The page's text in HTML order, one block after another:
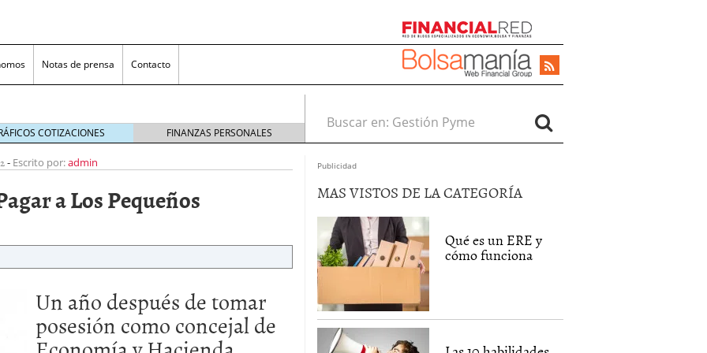
Notas de prensa Contacto
en un ecommerce exitoso
Transformación Empresarial mayo 14, 2025
guía rápida para trasladar empleados sin
COTIZACIONES FINANZAS PERSONALES
Buscar en:
- Escrito por:admin
a Los Pequeños
Un año después de tomar
posesión como concejal de
Publicidad
MAS VISTOS DE LA CATEGORÍA
Qué es un ERE y
cómo funciona